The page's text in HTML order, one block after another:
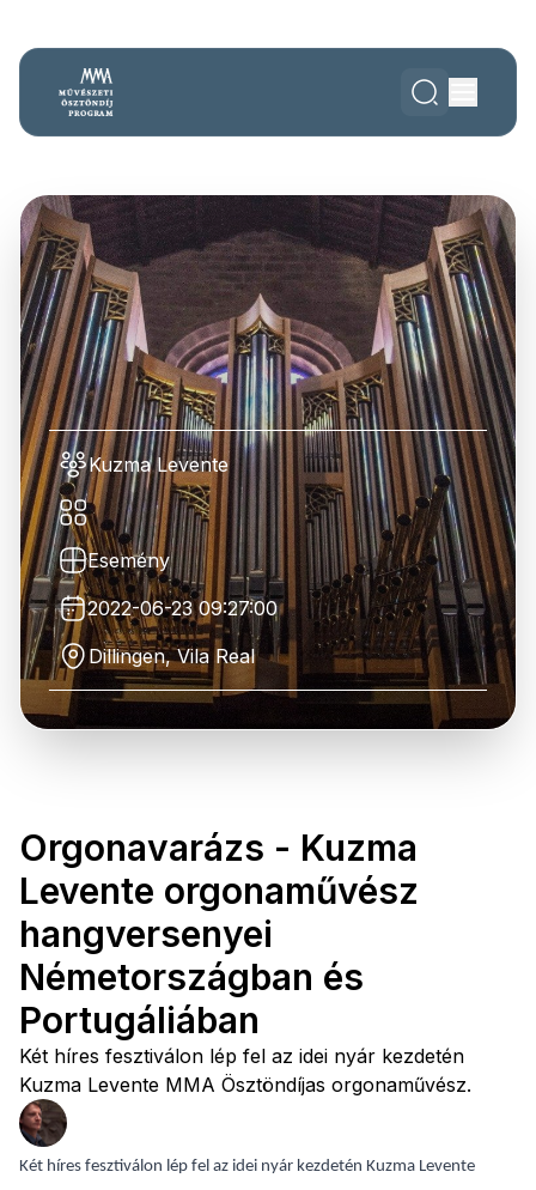
Kuzma Levente
Esemény
2022-06-23 09:27:00
Dillingen, Vila Real
Orgonavarázs - Kuzma
Levente orgonaművész
hangversenyei
Németországban és
Portugáliában
Két híres fesztiválon lép fel az idei nyár kezdetén
Kuzma Levente MMA Ösztöndíjas orgonaművész.
Két híres fesztiválon lép fel az idei nyár kezdetén Kuzma Levente